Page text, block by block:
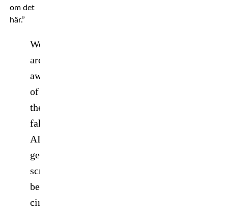
om det
här.”
We
are
aware
of
the
fake,
AI
generated
screenshots
being
circulated